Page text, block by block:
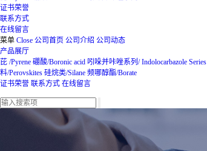
证书荣誉
联系方式
在线留言
菜单 Close 公司首页 公司介绍 公司动态
产品展厅
芘 /Pyrene 硼酸/Boronic acid 吲哚并咔唑系列/ Indolocarbazole Series
料/Perovskites 硅烷类/Silane 频哪醇酯/Borate
证书荣誉 联系方式 在线留言